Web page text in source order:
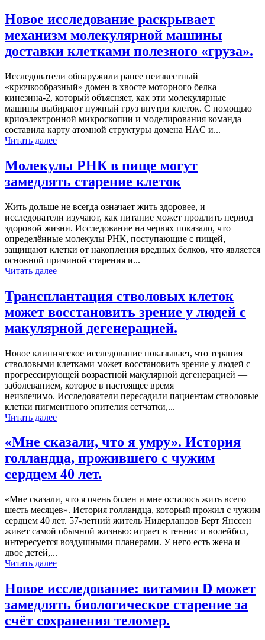
Новое исследование раскрывает
механизм молекулярной машины
доставки клетками полезного «груза».
Исследователи обнаружили ранее неизвестный
«крючкообразный» домен в хвосте моторного белка
кинезина-2, который объясняет, как эти молекулярные
машины выбирают нужный груз внутри клеток. С помощью
криоэлектронной микроскопии и моделирования команда
составила карту атомной структуры домена HAC и...
Читать далее
Молекулы РНК в пище могут
замедлять старение клеток
Жить дольше не всегда означает жить здоровее, и
исследователи изучают, как питание может продлить период
здоровой жизни. Исследование на червях показало, что
определённые молекулы РНК, поступающие с пищей,
защищают клетки от накопления вредных белков, что является
основной причиной старения и...
Читать далее
Трансплантация стволовых клеток
может восстановить зрение у людей с
макулярной дегенерацией.
Новое клиническое исследование показывает, что терапия
стволовыми клетками может восстановить зрение у людей с
прогрессирующей возрастной макулярной дегенерацией —
заболеванием, которое в настоящее время
неизлечимо. Исследователи пересадили пациентам стволовые
клетки пигментного эпителия сетчатки,...
Читать далее
«Мне сказали, что я умру». История
голландца, прожившего с чужим
сердцем 40 лет.
«Мне сказали, что я очень болен и мне осталось жить всего
шесть месяцев». История голландца, который прожил с чужим
сердцем 40 лет. 57-летний житель Нидерландов Берт Янссен
живет самой обычной жизнью: играет в теннис и волейбол,
интересуется воздушными планерами. У него есть жена и
двое детей,...
Читать далее
Новое исследование: витамин D может
замедлять биологическое старение за
счёт сохранения теломер.